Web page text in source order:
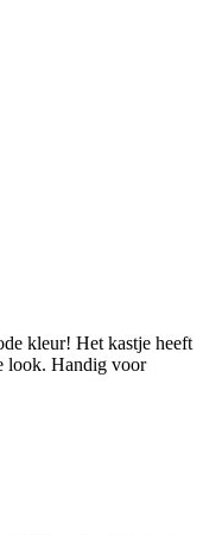
kleur! Het kastje heeft
look. Handig voor